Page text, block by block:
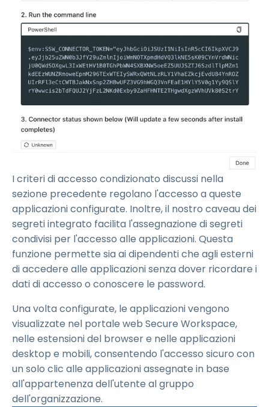
I criteri di accesso condizionato discussi nella
sezione precedente regolano l'accesso a queste
applicazioni configurate. Inoltre, il nostro caveau dei
segreti integrato facilita l'assegnazione di segreti
condivisi per l'accesso alle applicazioni. Questa
funzione permette sia ai dipendenti che agli esterni
di accedere alle applicazioni senza dover ricordare i
dati di accesso o conoscere le password.
Una volta configurate, le applicazioni vengono
visualizzate nel portale web Secure Workspace,
nelle estensioni del browser e nelle applicazioni
desktop e mobili, consentendo l'accesso sicuro con
un solo clic alle applicazioni assegnate in base
all'appartenenza dell'utente al gruppo
dell'organizzazione.